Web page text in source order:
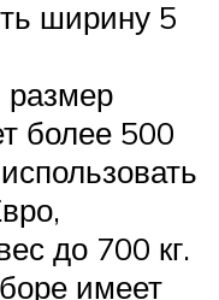
ширину 5
размер
более 500
до 700 кг.
имеет